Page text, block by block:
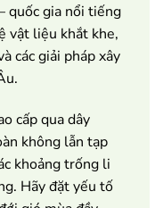
quốc gia nổi tiếng
vật liệu khắt khe,
các giải pháp xây
cấp qua dây
không lẫn tạp
khoảng trống li
Hãy đặt yếu tố